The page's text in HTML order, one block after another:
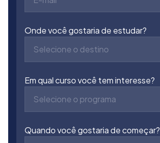
Onde você gostaria de estudar?
Selecione o destino
Em qual curso você tem interesse?
Selecione o programa
Quando você gostaria de começar?